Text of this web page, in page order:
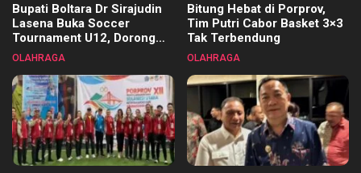
Bupati Boltara Dr Sirajudin
Lasena Buka Soccer
Tournament U12, Dorong
Pembinaan Merata di Setiap
OLAHRAGA
Bitung Hebat di Porprov,
Tim Putri Cabor Basket 3×3
Tak Terbendung
OLAHRAGA